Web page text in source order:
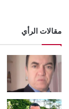
مقالات الرأي